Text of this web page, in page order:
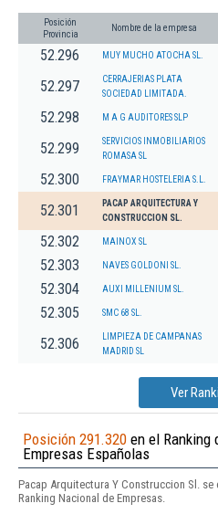
Posición
Provincia
Nombre de la empresa
52.296 MUY MUCHO ATOCHA SL.
52.297
CERRAJERIAS PLATA
SOCIEDAD LIMITADA.
52.298 M A G AUDITORES SLP
52.299
SERVICIOS INMOBILIARIOS
ROMASA SL
52.300 FRAYMAR HOSTELERIA S.L.
52.301
PACAP ARQUITECTURA Y
CONSTRUCCION SL.
52.302 MAINOX SL
52.303 NAVES GOLDONI SL.
52.304 AUXI MILLENIUM SL.
52.305 SMC 68 SL.
52.306
LIMPIEZA DE CAMPANAS
MADRID SL
Ver
Posición 291.320 en el Ranking
Empresas Españolas
Pacap Arquitectura Y Construccion Sl. se
Ranking Nacional de Empresas.